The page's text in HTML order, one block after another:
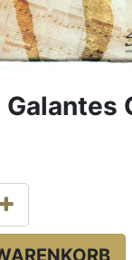
Galantes